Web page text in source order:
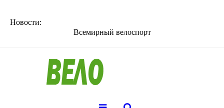
Новости:
Всемирный велоспорт